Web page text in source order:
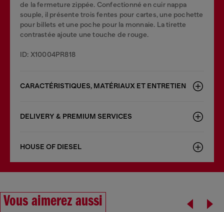
de la fermeture zippée. Confectionné en cuir nappa
souple, il présente trois fentes pour cartes, une pochette
pour billets et une poche pour la monnaie. La tirette
contrastée ajoute une touche de rouge.
ID: X10004PR818
CARACTÉRISTIQUES, MATÉRIAUX ET ENTRETIEN
DELIVERY & PREMIUM SERVICES
HOUSE OF DIESEL
Vous aimerez aussi